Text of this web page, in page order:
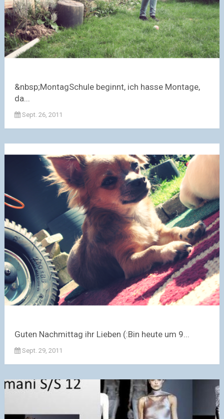
&nbsp;MontagSchule beginnt, ich hasse Montage,
da...
Sept. 26, 2011
Guten Nachmittag ihr Lieben (:Bin heute um 9...
Sept. 29, 2011